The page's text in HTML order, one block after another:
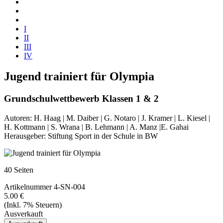
I
II
III
IV
Jugend trainiert für Olympia
Grundschulwettbewerb Klassen 1 & 2
Autoren: H. Haag | M. Daiber | G. Notaro | J. Kramer | L. Kiesel |
H. Kottmann | S. Wrana | B. Lehmann | A. Manz |E. Gahai
Herausgeber: Stiftung Sport in der Schule in BW
40 Seiten
Artikelnummer 4-SN-004
5.00 €
(Inkl. 7% Steuern)
Ausverkauft